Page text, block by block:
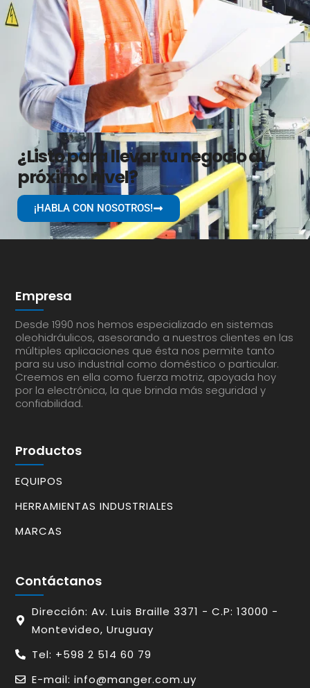
¿Listo para llevar tu negocio al
próximo nivel?
¡HABLA CON NOSOTROS!
Empresa
Desde 1990 nos hemos especializado en sistemas
oleohidráulicos, asesorando a nuestros clientes en las
múltiples aplicaciones que ésta nos permite tanto
para su uso industrial como doméstico o particular.
Creemos en ella como fuerza motriz, apoyada hoy
por la electrónica, la que brinda más seguridad y
confiabilidad.
Productos
EQUIPOS
HERRAMIENTAS INDUSTRIALES
MARCAS
Contáctanos
Dirección: Av. Luis Braille 3371 - C.P: 13000 -
Montevideo, Uruguay
Tel: +598 2 514 60 79
E-mail: info@manger.com.uy